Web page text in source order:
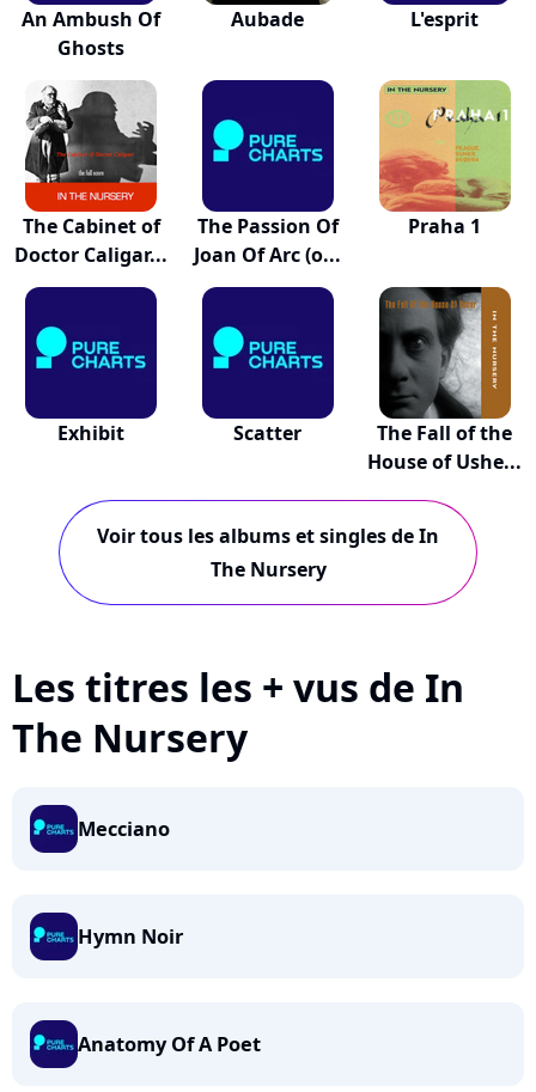
An Ambush Of
Ghosts
Aubade L'esprit
The Cabinet of
Doctor Caligar...
The Passion Of
Joan Of Arc (o...
Praha 1
Exhibit Scatter
The Fall of the
House of Ushe...
Voir tous les albums et singles de In
The Nursery
Les titres les + vus de In
The Nursery
Mecciano
Hymn Noir
Anatomy Of A Poet